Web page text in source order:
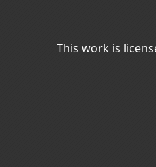
This work is